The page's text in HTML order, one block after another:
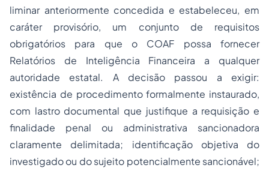
liminar anteriormente concedida e estabeleceu, em
caráter provisório, um conjunto de requisitos
obrigatórios para que o COAF possa fornecer
Relatórios de Inteligência Financeira a qualquer
autoridade estatal. A decisão passou a exigir:
existência de procedimento formalmente instaurado,
com lastro documental que justifique a requisição e
finalidade penal ou administrativa sancionadora
claramente delimitada; identificação objetiva do
investigado ou do sujeito potencialmente sancionável;